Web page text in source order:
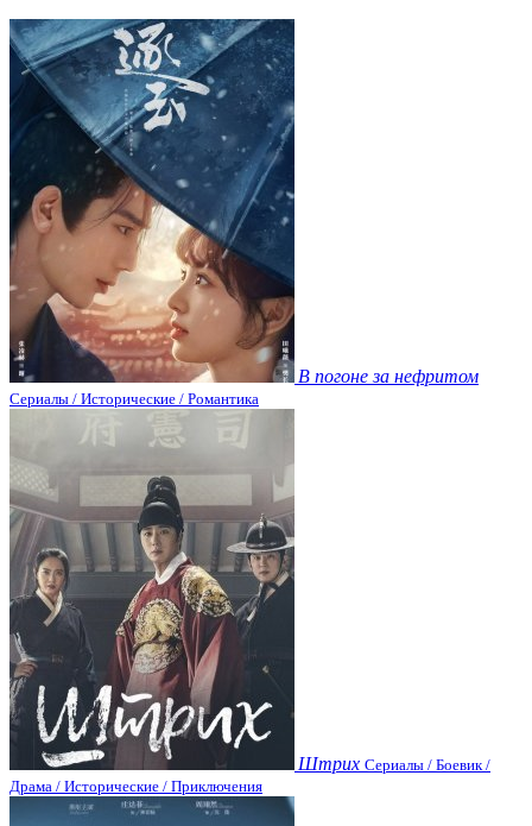
В погоне за нефритом
Сериалы / Исторические / Романтика
Штрих Сериалы / Боевик /
Драма / Исторические / Приключения